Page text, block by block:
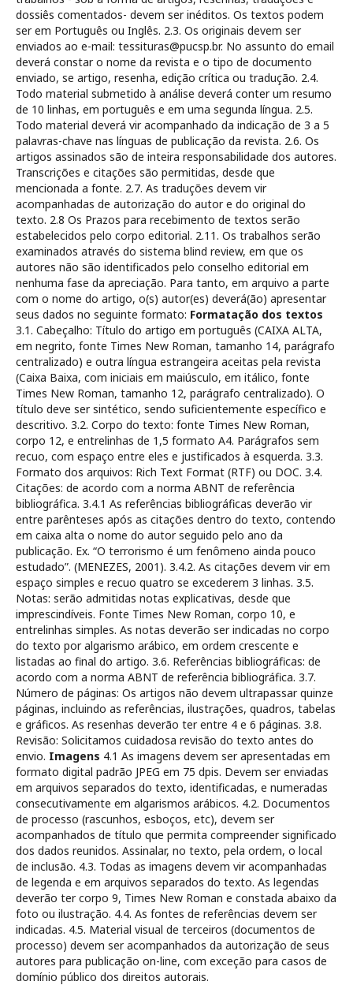
dossiês comentados- devem ser inéditos. Os textos podem
ser em Português ou Inglês. 2.3. Os originais devem ser
enviados ao e-mail: tessituras@pucsp.br. No assunto do email
deverá constar o nome da revista e o tipo de documento
enviado, se artigo, resenha, edição crítica ou tradução. 2.4.
Todo material submetido à análise deverá conter um resumo
de 10 linhas, em português e em uma segunda língua. 2.5.
Todo material deverá vir acompanhado da indicação de 3 a 5
palavras-chave nas línguas de publicação da revista. 2.6. Os
artigos assinados são de inteira responsabilidade dos autores.
Transcrições e citações são permitidas, desde que
mencionada a fonte. 2.7. As traduções devem vir
acompanhadas de autorização do autor e do original do
texto. 2.8 Os Prazos para recebimento de textos serão
estabelecidos pelo corpo editorial. 2.11. Os trabalhos serão
examinados através do sistema blind review, em que os
autores não são identificados pelo conselho editorial em
nenhuma fase da apreciação. Para tanto, em arquivo a parte
com o nome do artigo, o(s) autor(es) deverá(ão) apresentar
seus dados no seguinte formato: Formatação dos textos
3.1. Cabeçalho: Título do artigo em português (CAIXA ALTA,
em negrito, fonte Times New Roman, tamanho 14, parágrafo
centralizado) e outra língua estrangeira aceitas pela revista
(Caixa Baixa, com iniciais em maiúsculo, em itálico, fonte
Times New Roman, tamanho 12, parágrafo centralizado). O
título deve ser sintético, sendo suficientemente específico e
descritivo. 3.2. Corpo do texto: fonte Times New Roman,
corpo 12, e entrelinhas de 1,5 formato A4. Parágrafos sem
recuo, com espaço entre eles e justificados à esquerda. 3.3.
Formato dos arquivos: Rich Text Format (RTF) ou DOC. 3.4.
Citações: de acordo com a norma ABNT de referência
bibliográfica. 3.4.1 As referências bibliográficas deverão vir
entre parênteses após as citações dentro do texto, contendo
em caixa alta o nome do autor seguido pelo ano da
publicação. Ex. “O terrorismo é um fenômeno ainda pouco
estudado”. (MENEZES, 2001). 3.4.2. As citações devem vir em
espaço simples e recuo quatro se excederem 3 linhas. 3.5.
Notas: serão admitidas notas explicativas, desde que
imprescindíveis. Fonte Times New Roman, corpo 10, e
entrelinhas simples. As notas deverão ser indicadas no corpo
do texto por algarismo arábico, em ordem crescente e
listadas ao final do artigo. 3.6. Referências bibliográficas: de
acordo com a norma ABNT de referência bibliográfica. 3.7.
Número de páginas: Os artigos não devem ultrapassar quinze
páginas, incluindo as referências, ilustrações, quadros, tabelas
e gráficos. As resenhas deverão ter entre 4 e 6 páginas. 3.8.
Revisão: Solicitamos cuidadosa revisão do texto antes do
envio. Imagens 4.1 As imagens devem ser apresentadas em
formato digital padrão JPEG em 75 dpis. Devem ser enviadas
em arquivos separados do texto, identificadas, e numeradas
consecutivamente em algarismos arábicos. 4.2. Documentos
de processo (rascunhos, esboços, etc), devem ser
acompanhados de título que permita compreender significado
dos dados reunidos. Assinalar, no texto, pela ordem, o local
de inclusão. 4.3. Todas as imagens devem vir acompanhadas
de legenda e em arquivos separados do texto. As legendas
deverão ter corpo 9, Times New Roman e constada abaixo da
foto ou ilustração. 4.4. As fontes de referências devem ser
indicadas. 4.5. Material visual de terceiros (documentos de
processo) devem ser acompanhados da autorização de seus
autores para publicação on-line, com exceção para casos de
domínio público dos direitos autorais.